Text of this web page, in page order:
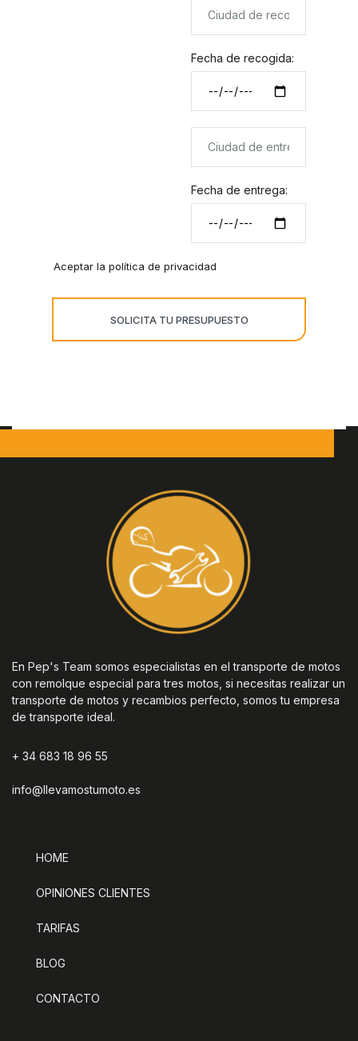
Fecha de recogida:
Fecha de entrega:
Aceptar la política de privacidad
En Pep's Team somos especialistas en el transporte de motos
con remolque especial para tres motos, si necesitas realizar un
transporte de motos y recambios perfecto, somos tu empresa
de transporte ideal.
+ 34 683 18 96 55
info@llevamostumoto.es
HOME
OPINIONES CLIENTES
TARIFAS
BLOG
CONTACTO